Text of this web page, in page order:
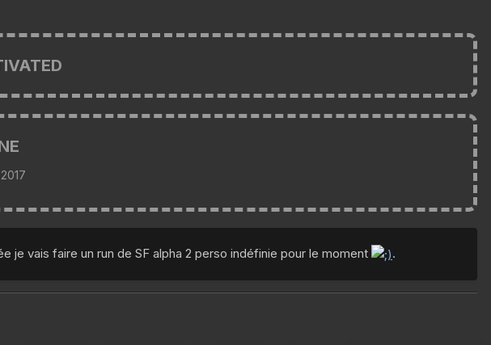
vais faire un run de SF alpha 2 perso indéfinie pour le moment .